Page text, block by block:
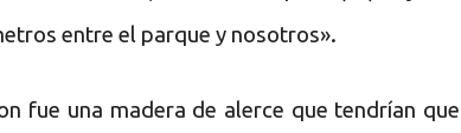
entre el parque y nosotros».
fue una madera de alerce que tendrían que